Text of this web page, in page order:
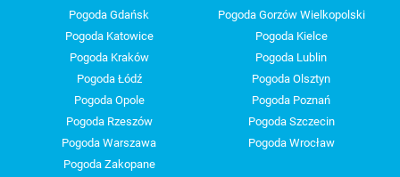
Pogoda Gdańsk
Pogoda Gorzów Wielkopolski
Pogoda Katowice
Pogoda Kielce
Pogoda Kraków
Pogoda Lublin
Pogoda Łódź
Pogoda Olsztyn
Pogoda Opole
Pogoda Poznań
Pogoda Rzeszów
Pogoda Szczecin
Pogoda Warszawa
Pogoda Wrocław
Pogoda Zakopane